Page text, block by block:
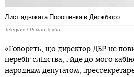
Лист адвоката Порошенка в Держбюро
Telegram / Роман Труба
«Говорить, що директор ДБР не
перебіг слідства, і йде до мого
народним депутатом,